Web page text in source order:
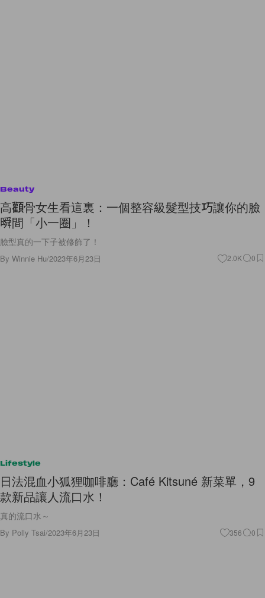
Beauty
高顴骨女生看這裏：一個整容級髮型技巧讓你的臉
𣊬間「小一圈」！
臉型真的一下子被修飾了！
By Winnie Hu/2023年6月23日 2.0K 0
Lifestyle
日法混血小狐狸咖啡廳：Café Kitsuné 新菜單，9
款新品讓人流口水！
真的流口水～
By Polly Tsai/2023年6月23日 356 0